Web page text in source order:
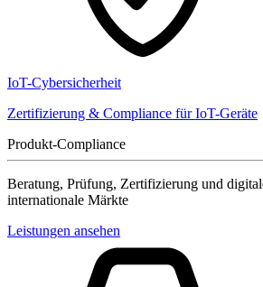
IoT-Cybersicherheit
Zertifizierung & Compliance für IoT-Geräte
Produkt-Compliance
Beratung, Prüfung, Zertifizierung und
internationale Märkte
Leistungen ansehen